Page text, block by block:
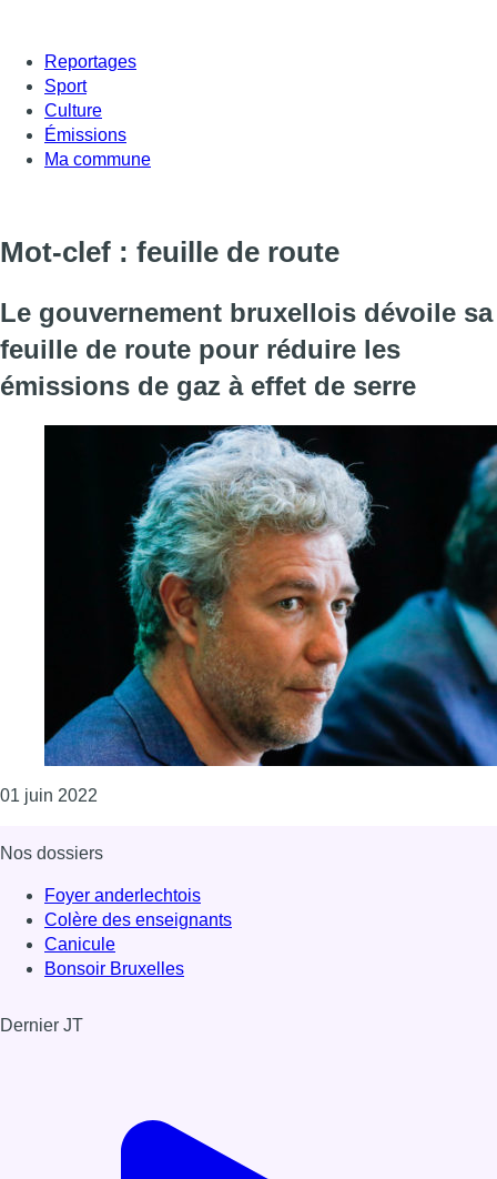
Reportages
Sport
Culture
Émissions
Ma commune
Mot-clef : feuille de route
Le gouvernement bruxellois dévoile sa
feuille de route pour réduire les
émissions de gaz à effet de serre
01 juin 2022
Nos dossiers
Foyer anderlechtois
Colère des enseignants
Canicule
Bonsoir Bruxelles
Dernier JT